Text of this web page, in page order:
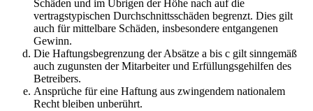
Schäden und im Übrigen der Höhe nach auf die
vertragstypischen Durchschnittsschäden begrenzt. Dies gilt
auch für mittelbare Schäden, insbesondere entgangenen
Gewinn.
Die Haftungsbegrenzung der Absätze a bis c gilt sinngemäß
auch zugunsten der Mitarbeiter und Erfüllungsgehilfen des
Betreibers.
Ansprüche für eine Haftung aus zwingendem nationalem
Recht bleiben unberührt.